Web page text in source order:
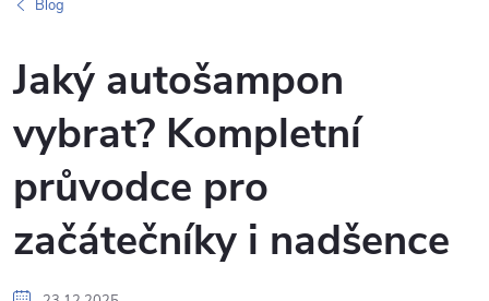
Blog
Jaký autošampon
vybrat? Kompletní
průvodce pro
začátečníky i nadšence